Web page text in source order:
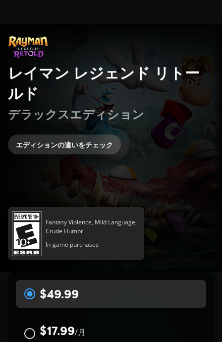
レイマン レジェンド リトー
ルド
デラックスエディション
エディションの違いをチェック
Fantasy Violence, Mild Language,
Crude Humor
In-game purchases
$49.99
$17.99/月